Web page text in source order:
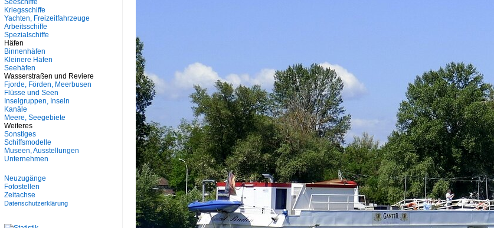
Seeschiffe
Kriegsschiffe
Yachten, Freizeitfahrzeuge
Arbeitsschiffe
Spezialschiffe
Häfen
Binnenhäfen
Kleinere Häfen
Seehäfen
Wasserstraßen und Reviere
Fjorde, Förden, Meerbusen
Flüsse und Seen
Inselgruppen, Inseln
Kanäle
Meere, Seegebiete
Weiteres
Sonstiges
Schiffsmodelle
Museen, Ausstellungen
Unternehmen
Neuzugänge
Fotostellen
Zeitachse
Datenschutzerklärung